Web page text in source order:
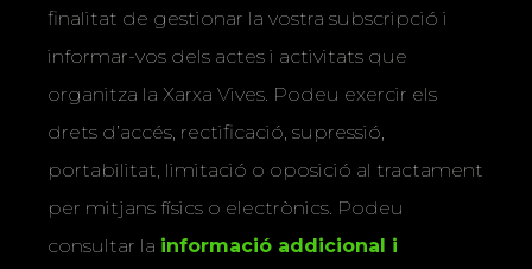
finalitat de gestionar la vostra subscripció i
informar-vos dels actes i activitats que
organitza la Xarxa Vives. Podeu exercir els
drets d’accés, rectificació, supressió,
portabilitat, limitació o oposició al tractament
per mitjans físics o electrònics. Podeu
consultar la informació addicional i